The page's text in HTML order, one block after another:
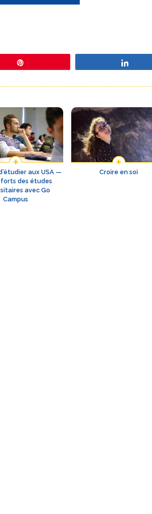
aux USA —
des études
avec Go
Campus
Croire en soi